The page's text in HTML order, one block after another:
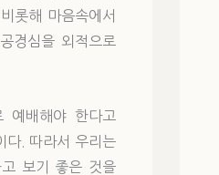
롯해 마음속에서
경심을 외적으로
예배해야 한다고
다. 따라서 우리는
보기 좋은 것을